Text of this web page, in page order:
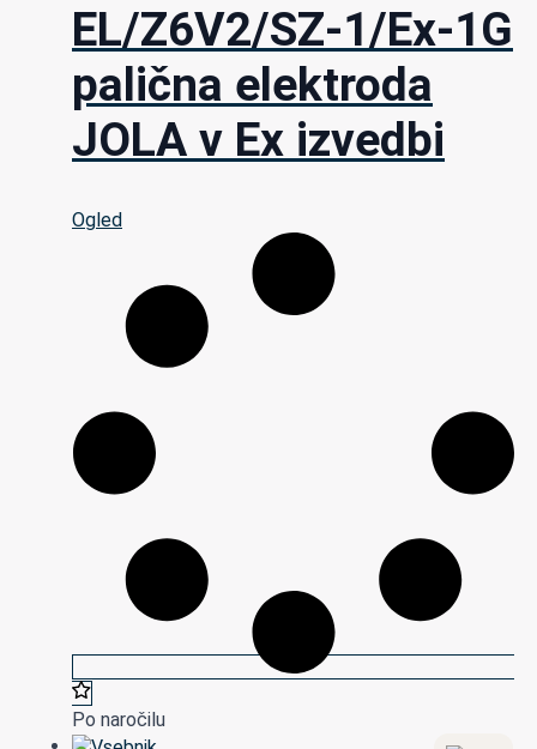
EL/Z6V2/SZ-1/Ex-1G
palična elektroda
JOLA v Ex izvedbi
Ogled
Po naročilu